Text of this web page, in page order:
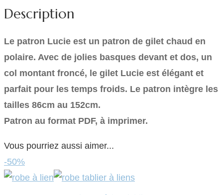
Description
Le patron Lucie est un patron de gilet chaud en
polaire. Avec de jolies basques devant et dos, un
col montant froncé, le gilet Lucie est élégant et
parfait pour les temps froids. Le patron intègre les
tailles 86cm au 152cm.
Patron au format PDF, à imprimer.
Vous pourriez aussi aimer...
-50%